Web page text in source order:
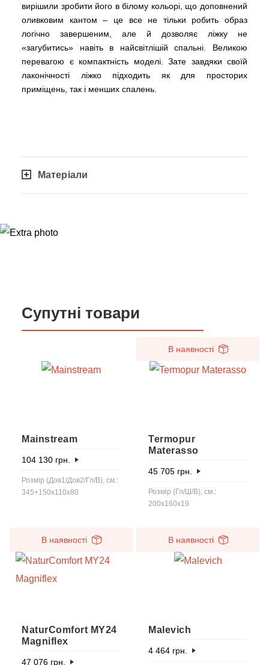
вирішили зробити його в білому кольорі, що доповнений
оливковим кантом – це все не тільки робить образ
логічно завершеним, але й дозволяє ліжку не
«загубитись» навіть в найсвітлішій спальні. Великою
перевагою є компактність моделі. Зате завдяки своїй
лаконічності ліжко підходить як для просторих
приміщень, так і менших спалень.
Матеріали
Супутні товари
Mainstream
104 130 грн.
Розмір (Дов1/Дов2/Гл/В), см.:
345+150x110x80
В наявності
Termopur
Materasso
45 705 грн.
Розмір (Гл/Ш/В), см.:
200x160x19
В наявності
NaturComfort MY24
Magniflex
47 076 грн.
В наявності
Malevich
4 464 грн.